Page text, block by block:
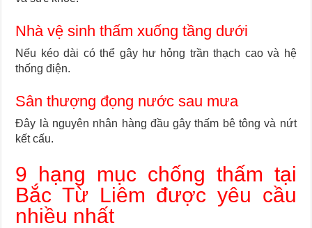
Nhà vệ sinh thấm xuống tầng dưới
Nếu kéo dài có thể gây hư hỏng trần thạch cao và hệ
thống điện.
Sân thượng đọng nước sau mưa
Đây là nguyên nhân hàng đầu gây thấm bê tông và nứt
kết cấu.
9 hạng mục chống thấm tại
Bắc Từ Liêm được yêu cầu
nhiều nhất